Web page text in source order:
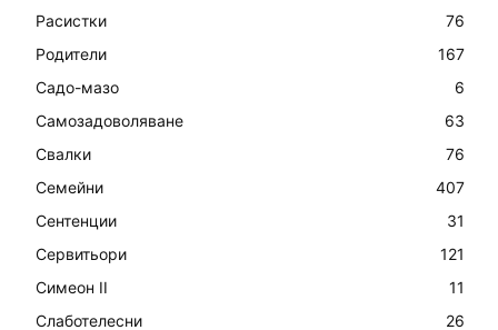
Расистки
76
Родители
167
Садо-мазо
6
Самозадоволяване
63
Свалки
76
Семейни
407
Сентенции
31
Сервитьори
121
Симеон II
11
Слаботелесни
26